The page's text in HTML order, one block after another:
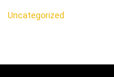
Uncategorized